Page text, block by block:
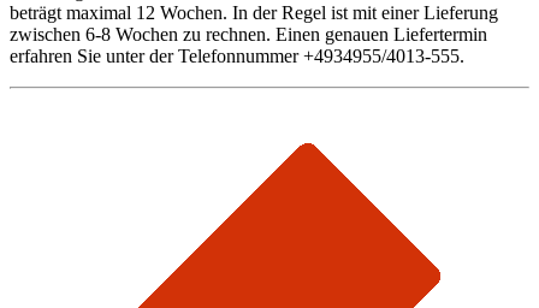
beträgt maximal 12 Wochen. In der Regel ist mit einer Lieferung
zwischen 6-8 Wochen zu rechnen. Einen genauen Liefertermin
erfahren Sie unter der Telefonnummer +4934955/4013-555.